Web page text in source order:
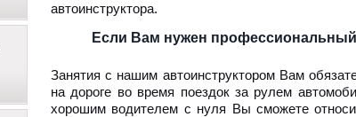
автоинструктора.
Если Вам нужен
Занятия с нашим автоинструктором Вам
на дороге во время поездок за рулем
хорошим водителем с нуля Вы сможете